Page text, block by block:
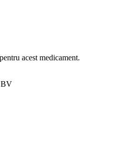
acest medicament.
BV